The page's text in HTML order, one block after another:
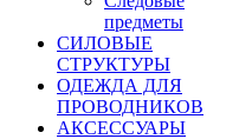
предметы
СИЛОВЫЕ
СТРУКТУРЫ
ОДЕЖДА ДЛЯ
ПРОВОДНИКОВ
АКСЕССУАРЫ